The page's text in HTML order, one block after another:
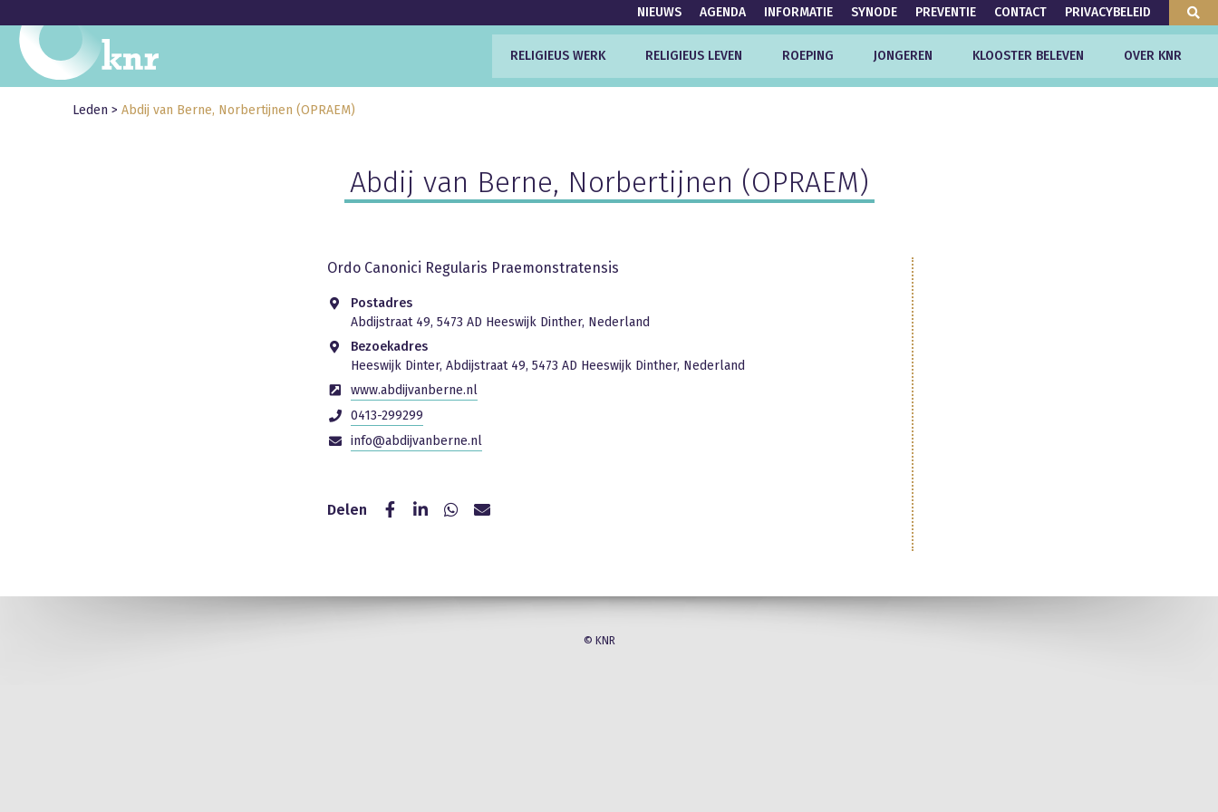
NIEUWS AGENDA INFORMATIE SYNODE PREVENTIE CONTACT PRIVACYBELEID
RELIGIEUS WERK RELIGIEUS LEVEN ROEPING JONGEREN KLOOSTER BELEVEN OVER KNR
Leden > Abdij van Berne, Norbertijnen (OPRAEM)
Abdij van Berne, Norbertijnen (OPRAEM)
Ordo Canonici Regularis Praemonstratensis
Postadres
Abdijstraat 49, 5473 AD Heeswijk Dinther, Nederland
Bezoekadres
Heeswijk Dinter, Abdijstraat 49, 5473 AD Heeswijk Dinther, Nederland
www.abdijvanberne.nl
0413-299299
info@abdijvanberne.nl
Delen
© KNR